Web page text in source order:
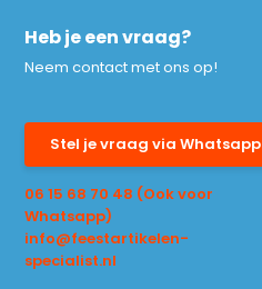
Heb je een vraag?
Neem contact met ons op!
Stel je vraag via Whatsapp
06 15 68 70 48 (Ook voor
Whatsapp)
info@feestartikelen-
specialist.nl